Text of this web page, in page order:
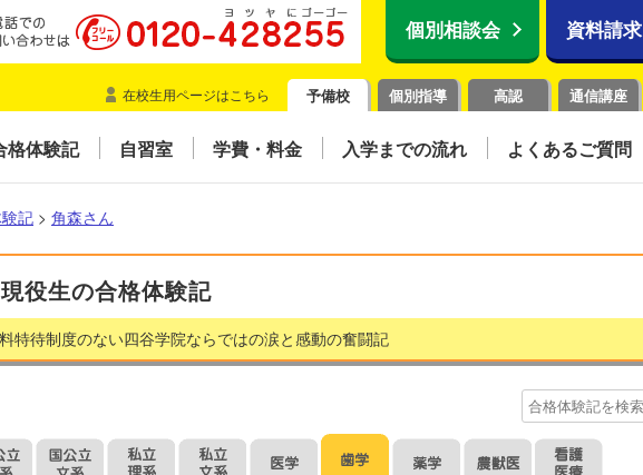
個別相談会 資料請求
在校生用ページはこちら 予備校 個別指導 高認 通信講座
格体験記 自習室 学費・料金 入学までの流れ よくあるご質問
記 > 角森さん
現役生の合格体験記
特待制度のない四谷学院ならではの涙と感動の奮闘記